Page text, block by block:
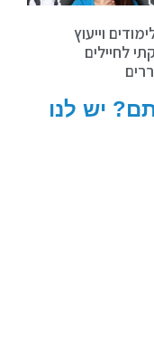
וייעוץ
לחיילים
יש לנו